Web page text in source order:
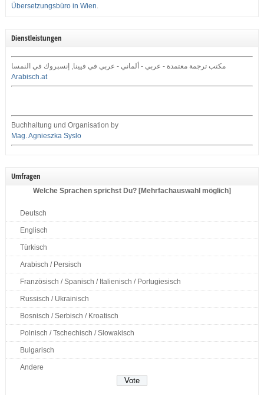
Übersetzungsbüro in Wien.
Dienstleistungen
مكتب ترجمة معتمدة - عربي - ألماني - عربي في فيينا, إنسبروك في النمسا
Arabisch.at
Buchhaltung und Organisation by
Mag. Agnieszka Syslo
Umfragen
Welche Sprachen sprichst Du? [Mehrfachauswahl möglich]
Deutsch
Englisch
Türkisch
Arabisch / Persisch
Französisch / Spanisch / Italienisch / Portugiesisch
Russisch / Ukrainisch
Bosnisch / Serbisch / Kroatisch
Polnisch / Tschechisch / Slowakisch
Bulgarisch
Andere